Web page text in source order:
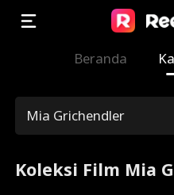
Beranda
Mia Grichendler
Koleksi Film Mia